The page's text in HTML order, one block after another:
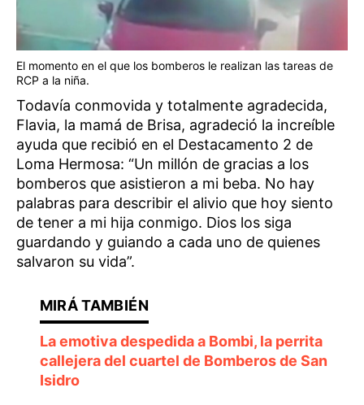
El momento en el que los bomberos le realizan las tareas de
RCP a la niña.
Todavía conmovida y totalmente agradecida,
Flavia, la mamá de Brisa, agradeció la increíble
ayuda que recibió en el Destacamento 2 de
Loma Hermosa: “Un millón de gracias a los
bomberos que asistieron a mi beba. No hay
palabras para describir el alivio que hoy siento
de tener a mi hija conmigo. Dios los siga
guardando y guiando a cada uno de quienes
salvaron su vida”.
La emotiva despedida a Bombi, la perrita
callejera del cuartel de Bomberos de San
Isidro